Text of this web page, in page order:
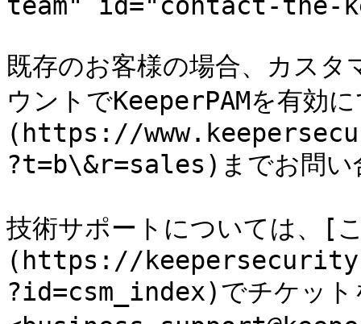
既存のお客様の場合、カス
ウントでKeeperPAMを有効
(https://
?t=b\&r=sales)までお問い
技術サポートについては、[
(https://
?id=csm_index)でチケット